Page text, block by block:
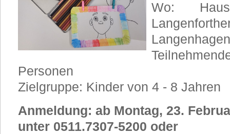
Wo: Haus
Langenhagen
Personen
Zielgruppe: Kinder von 4 - 8 Jahren
Anmeldung: ab Montag, 23.
unter 0511.7307-5200 oder